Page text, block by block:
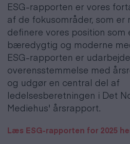
ESG-rapporten er vores
af de fokusområder, som er
deﬁnere vores position som
bæredygtig og moderne
ESG-rapporten er
overensstemmelse med
og udgør en central del af
ledelsesberetningen i Det
Mediehus' årsrapport.
Læs ESG-rapporten for 2025